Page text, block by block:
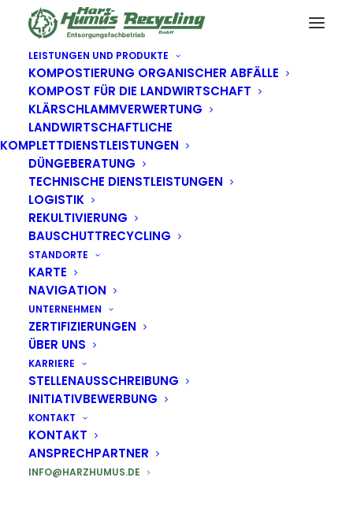
LEISTUNGEN UND PRODUKTE
KOMPOSTIERUNG ORGANISCHER ABFÄLLE
KOMPOST FÜR DIE LANDWIRTSCHAFT
KLÄRSCHLAMMVERWERTUNG
LANDWIRTSCHAFTLICHE
KOMPLETTDIENSTLEISTUNGEN
DÜNGEBERATUNG
TECHNISCHE DIENSTLEISTUNGEN
LOGISTIK
REKULTIVIERUNG
BAUSCHUTTRECYCLING
STANDORTE
KARTE
NAVIGATION
UNTERNEHMEN
ZERTIFIZIERUNGEN
ÜBER UNS
KARRIERE
STELLENAUSSCHREIBUNG
INITIATIVBEWERBUNG
KONTAKT
KONTAKT
ANSPRECHPARTNER
INFO@HARZHUMUS.DE